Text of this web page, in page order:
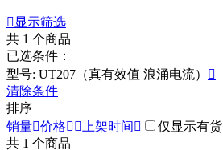
 显示筛选
共 1 个商品
已选条件：
型号: UT207（真有效值 浪涌电流）

清除条件
排序
销量价格  上架时间 
仅显示有货
共 1 个商品